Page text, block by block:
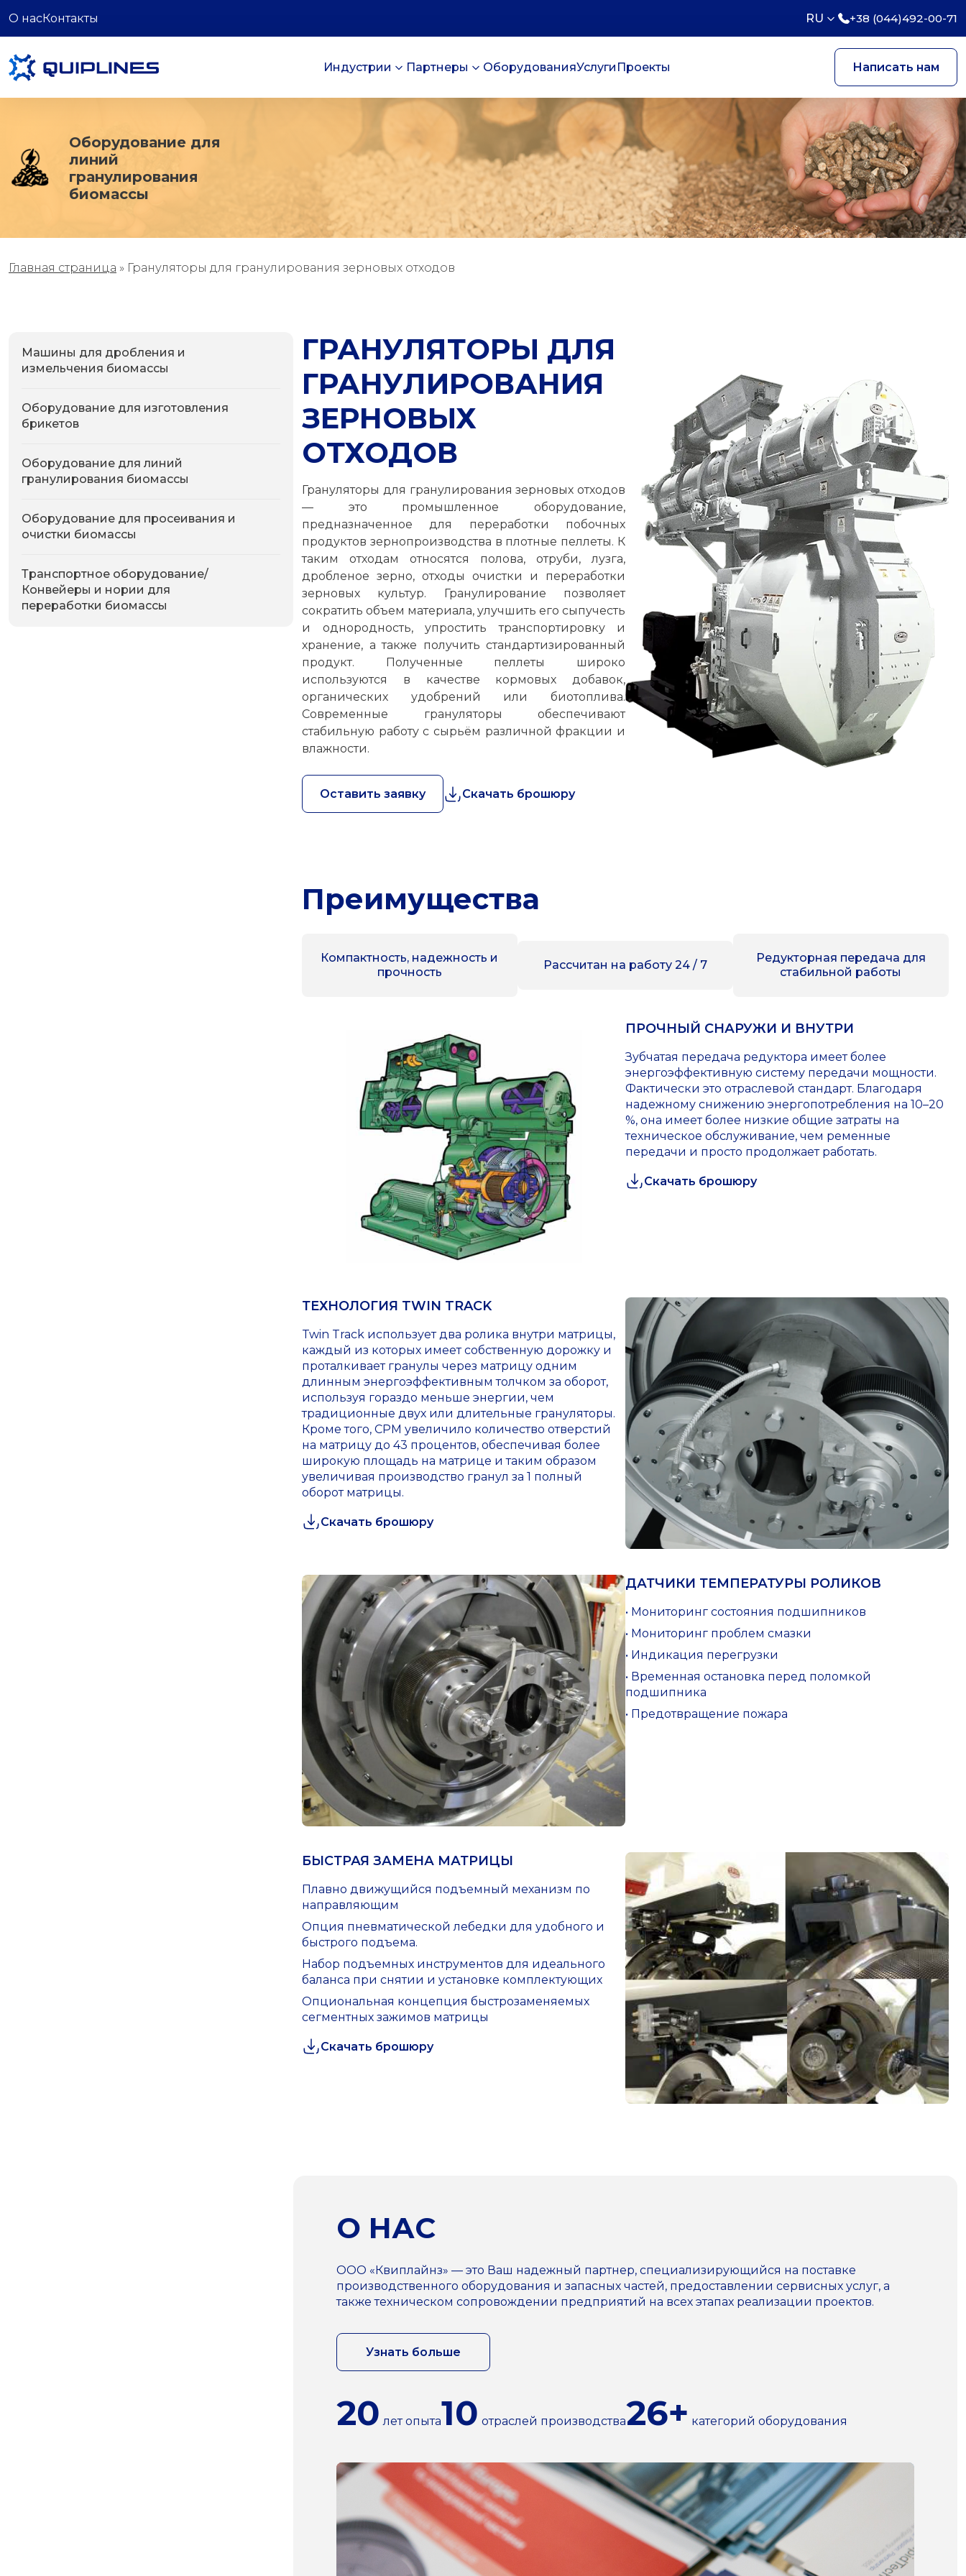
О насКонтакты RU +38 (044)492-00-71
Индустрии Партнеры ОборудованияУслуги Проекты Написать нам
Оборудование для
линий
гранулирования
биомассы
Главная страница » Грануляторы для гранулирования зерновых отходов
Машины для дробления и
измельчения биомассы
Оборудование для изготовления
брикетов
Оборудование для линий
гранулирования биомассы
Оборудование для просеивания и
очистки биомассы
Транспортное оборудование/
Конвейеры и нории для
переработки биомассы
ГРАНУЛЯТОРЫ ДЛЯ
ГРАНУЛИРОВАНИЯ
ЗЕРНОВЫХ
ОТХОДОВ
Грануляторы для гранулирования зерновых отходов
— это промышленное оборудование,
предназначенное для переработки побочных
продуктов зернопроизводства в плотные пеллеты. К
таким отходам относятся полова, отруби, лузга,
дробленое зерно, отходы очистки и переработки
зерновых культур. Гранулирование позволяет
сократить объем материала, улучшить его сыпучесть
и однородность, упростить транспортировку и
хранение, а также получить стандартизированный
продукт. Полученные пеллеты широко
используются в качестве кормовых добавок,
органических удобрений или биотоплива.
Современные грануляторы обеспечивают
стабильную работу с сырьём различной фракции и
влажности.
Оставить заявку Скачать брошюру
Преимущества
Компактность, надежность и
прочность
Рассчитан на работу 24 / 7
Редукторная передача для
стабильной работы
ПРОЧНЫЙ СНАРУЖИ И ВНУТРИ
Зубчатая передача редуктора имеет более
энергоэффективную систему передачи мощности.
Фактически это отраслевой стандарт. Благодаря
надежному снижению энергопотребления на 10–20
%, она имеет более низкие общие затраты на
техническое обслуживание, чем ременные
передачи и просто продолжает работать.
Скачать брошюру
ТЕХНОЛОГИЯ TWIN TRACK
Twin Track использует два ролика внутри матрицы,
каждый из которых имеет собственную дорожку и
проталкивает гранулы через матрицу одним
длинным энергоэффективным толчком за оборот,
используя гораздо меньше энергии, чем
традиционные двух или длительные грануляторы.
Кроме того, CPM увеличило количество отверстий
на матрицу до 43 процентов, обеспечивая более
широкую площадь на матрице и таким образом
увеличивая производство гранул за 1 полный
оборот матрицы.
Скачать брошюру
ДАТЧИКИ ТЕМПЕРАТУРЫ РОЛИКОВ
• Мониторинг состояния подшипников
• Мониторинг проблем смазки
• Индикация перегрузки
• Временная остановка перед поломкой
подшипника
• Предотвращение пожара
БЫСТРАЯ ЗАМЕНА МАТРИЦЫ
Плавно движущийся подъемный механизм по
направляющим
Опция пневматической лебедки для удобного и
быстрого подъема.
Набор подъемных инструментов для идеального
баланса при снятии и установке комплектующих
Опциональная концепция быстрозаменяемых
сегментных зажимов матрицы
Скачать брошюру
О НАС
ООО «Квиплайнз» — это Ваш надежный партнер, специализирующийся на поставке
производственного оборудования и запасных частей, предоставлении сервисных услуг, а
также техническом сопровождении предприятий на всех этапах реализации проектов.
Узнать больше
20 лет опыта10 отраслей производства26+ категорий оборудования